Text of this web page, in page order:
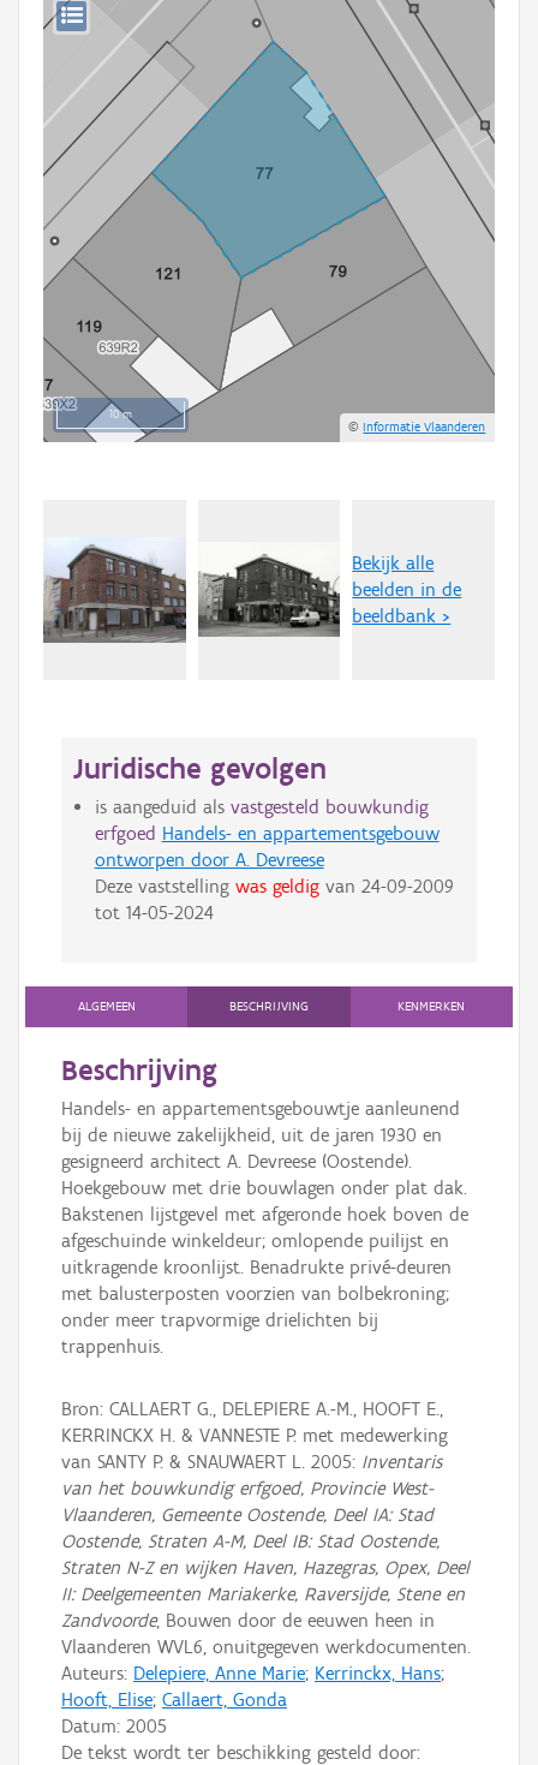
10 m
©Informatie Vlaanderen
Bekijk alle
beelden in de
beeldbank >
Juridische gevolgen
is aangeduid als vastgesteld bouwkundig
erfgoed Handels- en appartementsgebouw
ontworpen door A. Devreese
Deze vaststelling was geldigvan 24-09-2009
tot 14-05-2024
ALGEMEEN BESCHRIJVING KENMERKEN
Beschrijving
Handels- en appartementsgebouwtje aanleunend
bij de nieuwe zakelijkheid, uit de jaren 1930 en
gesigneerd architect A. Devreese (Oostende).
Hoekgebouw met drie bouwlagen onder plat dak.
Bakstenen lijstgevel met afgeronde hoek boven de
afgeschuinde winkeldeur; omlopende puilijst en
uitkragende kroonlijst. Benadrukte privé-deuren
met balusterposten voorzien van bolbekroning;
onder meer trapvormige drielichten bij
trappenhuis.
Bron: CALLAERT G., DELEPIERE A.-M., HOOFT E.,
KERRINCKX H. & VANNESTE P. met medewerking
van SANTY P. & SNAUWAERT L. 2005: Inventaris
van het bouwkundig erfgoed, Provincie West-
Vlaanderen, Gemeente Oostende, Deel IA: Stad
Oostende, Straten A-M, Deel IB: Stad Oostende,
Straten N-Z en wijken Haven, Hazegras, Opex, Deel
II: Deelgemeenten Mariakerke, Raversijde, Stene en
Zandvoorde, Bouwen door de eeuwen heen in
Vlaanderen WVL6, onuitgegeven werkdocumenten.
Auteurs: Delepiere, Anne Marie; Kerrinckx, Hans;
Hooft, Elise; Callaert, Gonda
Datum: 2005
De tekst wordt ter beschikking gesteld door: